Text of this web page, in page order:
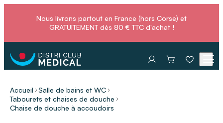
Nous livrons partout en France (hors Corse) et
GRATUITEMENT dès 80 € TTC d'achat !
Accueil
Salle de bains et WC
Tabourets et chaises de douche
Chaise de douche à accoudoirs